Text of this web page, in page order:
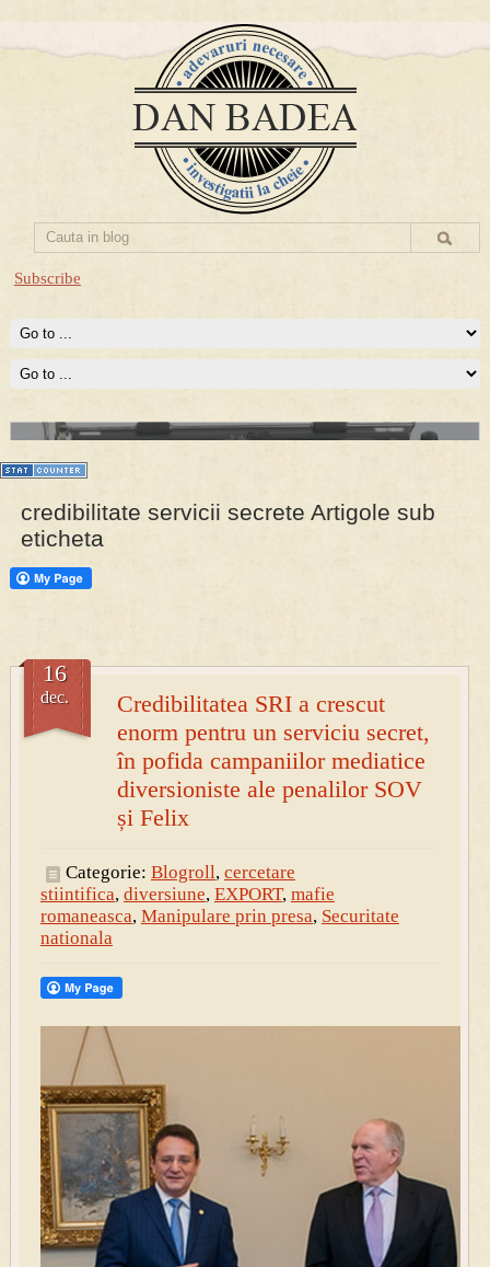
Subscribe
PRESA
Prima mea carte publicata (Nemira)
Averea Presedintelui: prima lucrare despre controversatele
conturi secrete ale Securitatii.
credibilitate servicii secrete Artigole sub
eticheta
Credibilitatea SRI a crescut
enorm pentru un serviciu secret,
în pofida campaniilor mediatice
diversioniste ale penalilor SOV
și Felix
16
dec.
Categorie: Blogroll, cercetare
stiintifica, diversiune, EXPORT, mafie
romaneasca, Manipulare prin presa, Securitate
nationala